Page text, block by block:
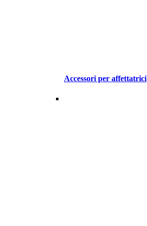
Accessori per affettatrici